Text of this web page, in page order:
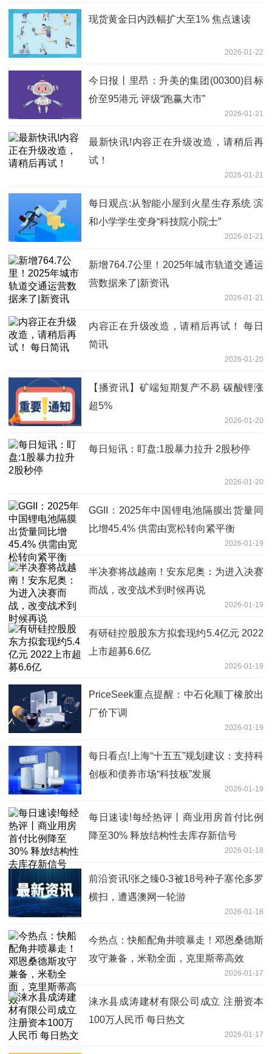
现货黄金日内跌幅扩大至1% 焦点速读
2026-01-22
今日报丨里昂：升美的集团(00300)目标
价至95港元 评级“跑赢大市”
2026-01-21
最新快讯!内容正在升级改造，请稍后再
试！
2026-01-21
每日观点:从智能小屋到火星生存系统 滨
和小学学生变身“科技院小院士”
2026-01-21
新增764.7公里！2025年城市轨道交通运
营数据来了|新资讯
2026-01-21
内容正在升级改造，请稍后再试！ 每日
简讯
2026-01-20
【播资讯】矿端短期复产不易 碳酸锂涨
超5%
2026-01-20
每日短讯：盯盘:1股暴力拉升 2股秒停
2026-01-20
GGII：2025年中国锂电池隔膜出货量同
比增45.4% 供需由宽松转向紧平衡
2026-01-19
半决赛将战越南！安东尼奥：为进入决赛
而战，改变战术到时候再说
2026-01-19
有研硅控股股东方拟套现约5.4亿元 2022
上市超募6.6亿
2026-01-19
PriceSeek重点提醒：中石化顺丁橡胶出
厂价下调
2026-01-19
每日看点!上海“十五五”规划建议：支持科
创板和债券市场“科技板”发展
2026-01-19
每日速读!每经热评丨商业用房首付比例
降至30% 释放结构性去库存新信号
2026-01-18
前沿资讯!张之臻0-3被18号种子塞伦多罗
横扫，遭遇澳网一轮游
2026-01-18
今热点：快船配角井喷暴走！邓恩桑德斯
攻守兼备，米勒全面，克里斯蒂高效
2026-01-17
涞水县成涛建材有限公司成立 注册资本
100万人民币 每日热文
2026-01-17